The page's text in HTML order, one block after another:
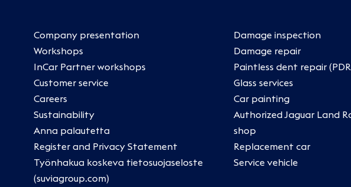
Company presentation
Workshops
InCar Partner workshops
Customer service
Careers
Sustainability
Anna palautetta
Register and Privacy Statement
Työnhakua koskeva tietosuojaseloste
(suviagroup.com)
Damage inspection
Damage repair
Paintless dent repair
Glass services
Car painting
Authorized Jaguar Land
shop
Replacement car
Service vehicle